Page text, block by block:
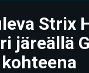
Strix
järeällä